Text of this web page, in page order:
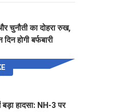
चुनौती का दोहरा रुख,
होगी बर्फबारी
हादसा: NH-3 पर